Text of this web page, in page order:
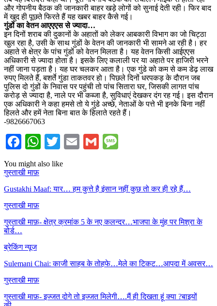
और गोपनीय बैठक की जानकारी बाहर खड़े लोगों को सुनाई देती रही। फिर बाद
में खुद ही पूछते फिरते हैं यह खबर बाहर कैसे गई।
गुंडों का वेतन आएएएस से ज्यादा…
इन दिनों शराब की दुकानों के अहातों को लेकर आबकारी विभाग का जो चिट्ठा
खुल रहा है, उसी के साथ गुंडों के वेतन की जानकारी भी सामने आ रही है। हर
अहाते से क्षेत्र के पांच गुंडों को वेतन मिलता है। यह वेतन किसी आईएएस
अधिकारी से ज्यादा होता है। इसके लिए कलाली पर या अहाते पर हाजिरी भरने
नहीं जाना पड़ता है। यह घर चलकर आता है। एक गुंडे को कम से कम डेढ़ लाख
रुपए मिलते हैं, बशर्ते गुंडा ताकतवर हो। पिछले दिनों धरपकड़ के दौरान जब
पुलिस दो गुंडों के निवास पर पहुंची तो पांच सितारा घर, जिसकी लागत पांच
करोड़ से ज्यादा है, नाले पर भी कब्जा है, सुविधाएं देखकर दंग रह गई। इस दौरान
एक अधिकारी ने कहा हमसे तो ये गुंडे अच्छे, नेताओं के पत्ते भी इनके बिना नहीं
हिलते और हमें नेता बिना बात के हिलाते रहते हैं।
-9826667063
Facebook
WhatsApp
Twitter
EmailGmail
You might also like
गुस्ताखी माफ़
Gustakhi Maaf: यार… हम कुत्ते है इंसान नहीं कुछ तो कर ही रहे हैं…
गुस्ताखी माफ़
गुस्ताखी माफ़- क्षेत्र क्रमांक 5 के नए कलन्दर…भाजपा के मुंह पर मिश्रा के
बोर्ड…
ब्रेकिंग न्यूज
Sulemani Chai: काजी साहब के तोहफे…मेले का टिकट…आपदा में अवसर…
गुस्ताखी माफ़
गुस्ताखी माफ़- इज्जत दोगे तो इज्जत मिलेगी….मैं ही दिखता हूं क्या ?बाइयों